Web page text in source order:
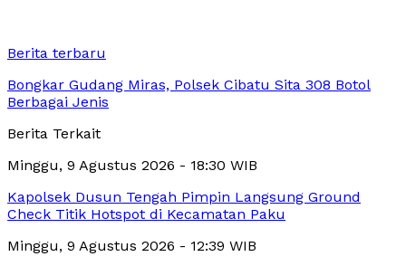
Berita terbaru
Bongkar Gudang Miras, Polsek Cibatu Sita 308 Botol
Berbagai Jenis
Berita Terkait
Minggu, 9 Agustus 2026 - 18:30 WIB
Kapolsek Dusun Tengah Pimpin Langsung Ground
Check Titik Hotspot di Kecamatan Paku
Minggu, 9 Agustus 2026 - 12:39 WIB